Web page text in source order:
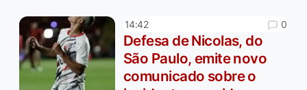
14:42 0
Defesa de Nicolas, do
São Paulo, emite novo
comunicado sobre o